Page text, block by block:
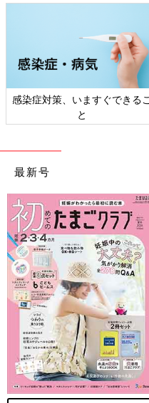
感染症対策、いますぐできるこ
と
最新号